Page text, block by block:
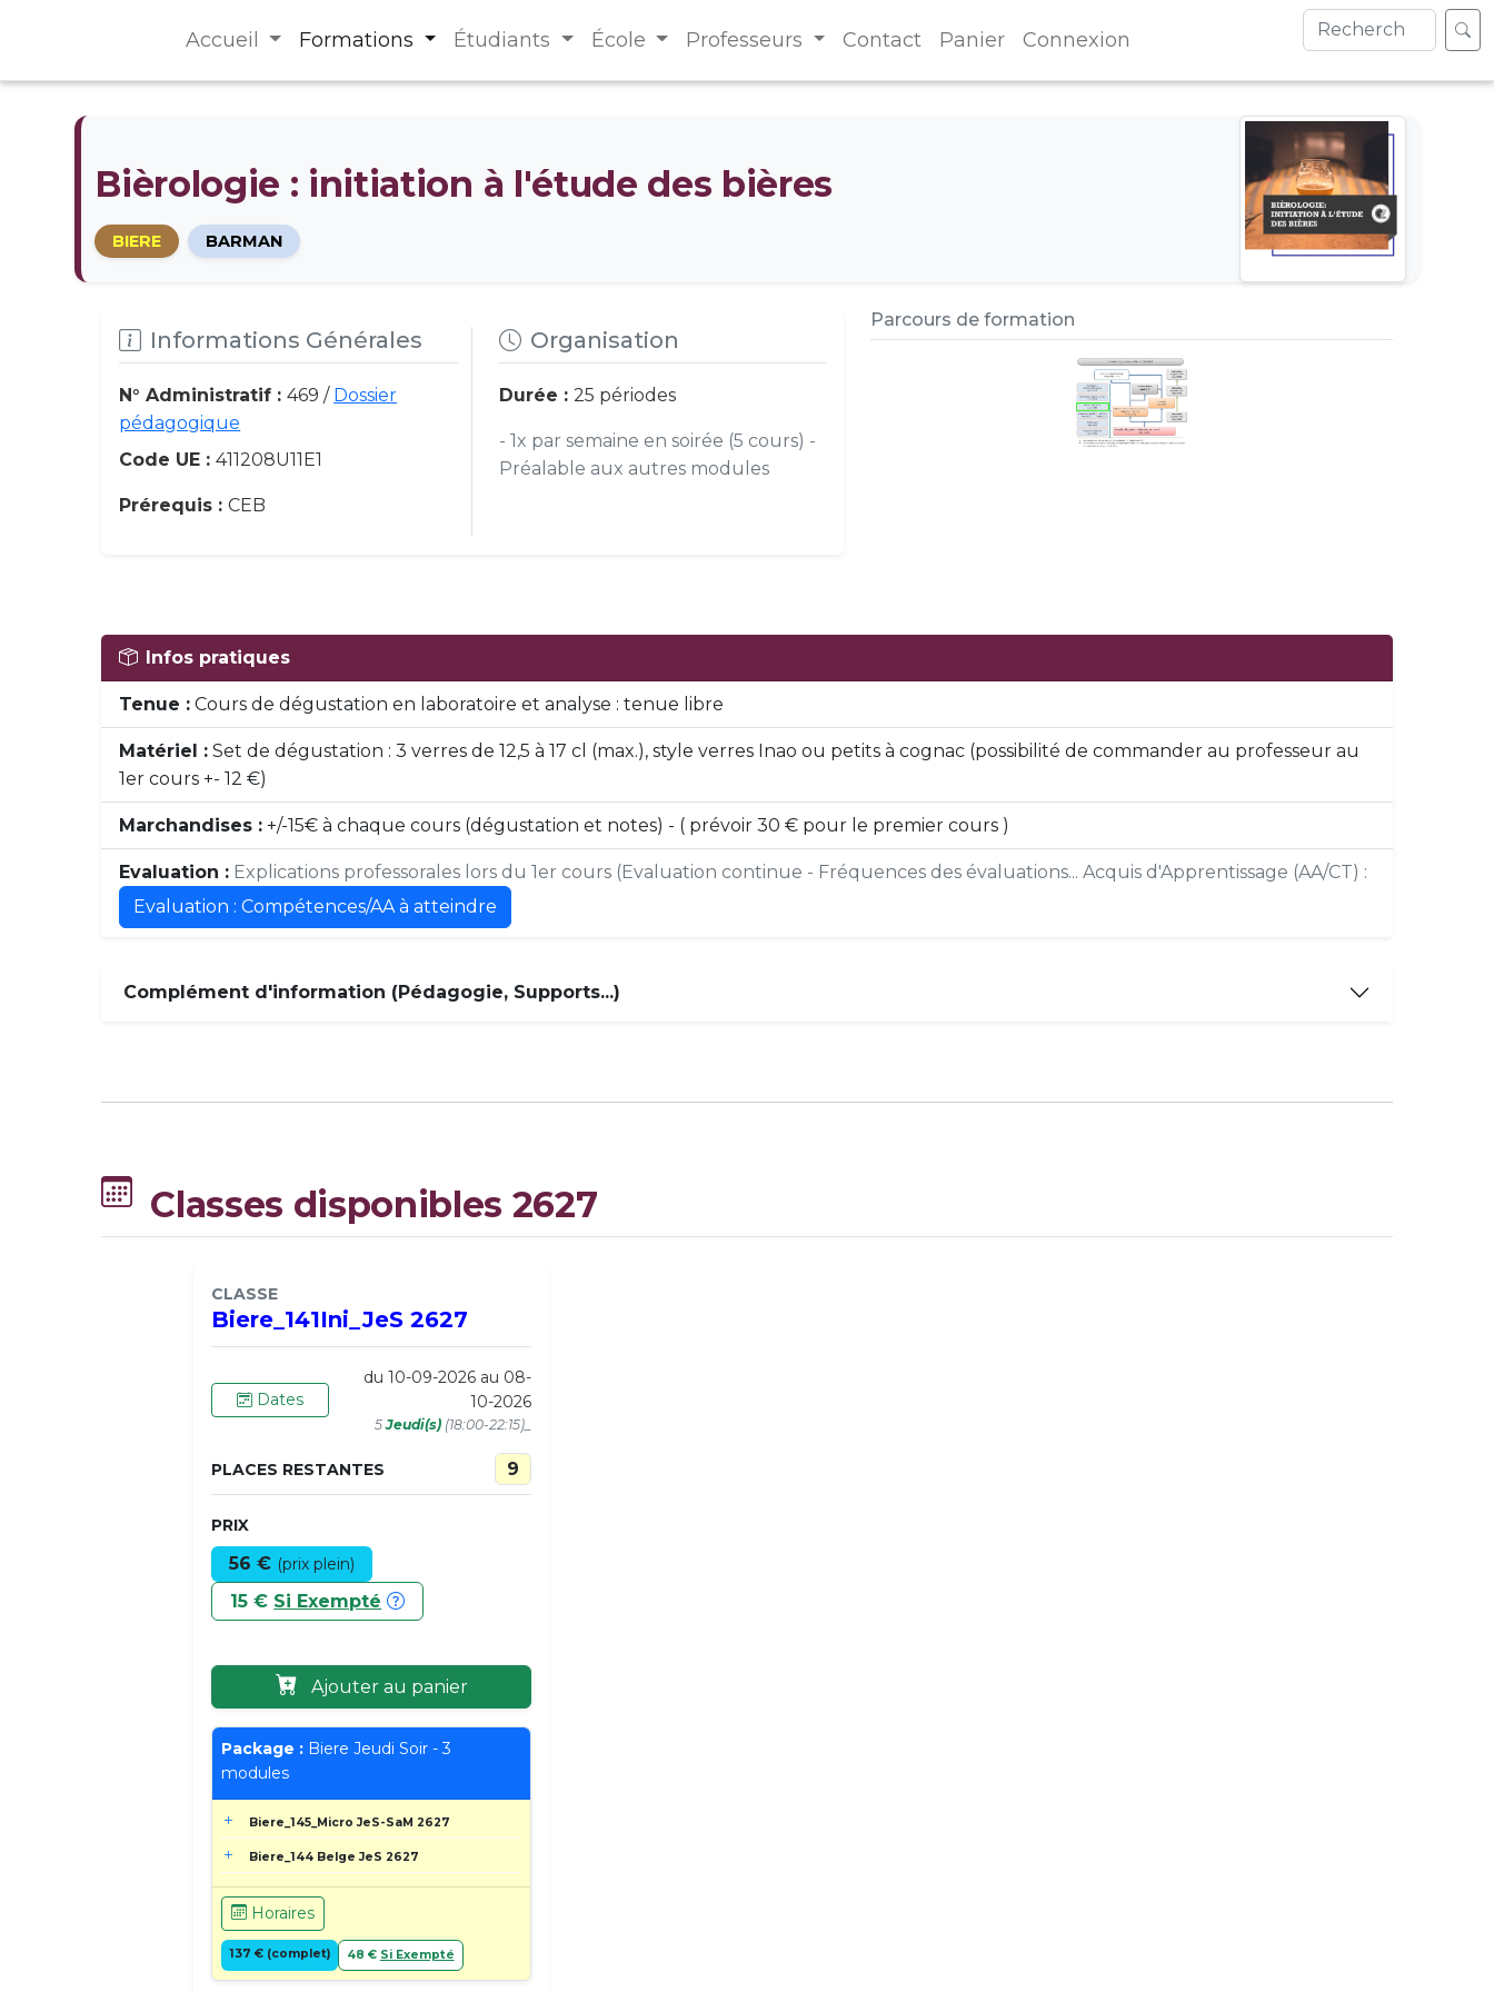
Accueil Formations Étudiants École Professeurs Contact Panier Connexion
Bièrologie : initiation à l'étude des bières
BIERE BARMAN
Informations Générales
N° Administratif :469 / Dossier
pédagogique
Code UE :411208U11E1
Prérequis :CEB
Organisation
Durée : 25 périodes
- 1x par semaine en soirée (5 cours) -
Préalable aux autres modules
Parcours de formation
Infos pratiques
Tenue : Cours de dégustation en laboratoire et analyse : tenue libre
Matériel : Set de dégustation : 3 verres de 12,5 à 17 cl (max.), style verres Inao ou petits à cognac (possibilité de commander au professeur au
1er cours +- 12 €)
Marchandises : +/-15€ à chaque cours (dégustation et notes) - ( prévoir 30 € pour le premier cours )
Evaluation : Explications professorales lors du 1er cours (Evaluation continue - Fréquences des évaluations... Acquis d'Apprentissage (AA/CT) :
Evaluation : Compétences/AA à atteindre
Complément d'information (Pédagogie, Supports...)
Classes disponibles 2627
CLASSE
Biere_141Ini_JeS 2627
Dates
du 10-09-2026 au 08-
10-2026
5Jeudi(s) (18:00-22:15)_
PLACES RESTANTES 9
PRIX
56 € (prix plein)
15 € Si Exempté
Ajouter au panier
Package : Biere Jeudi Soir - 3
modules
Biere_145_Micro JeS-SaM 2627
Biere_144 Belge JeS 2627
Horaires
137 € (complet) 48 € Si Exempté